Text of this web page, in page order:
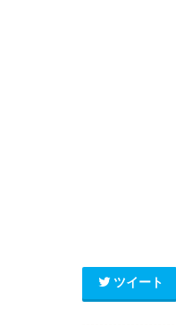
ツイート